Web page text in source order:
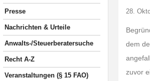
Presse
Nachrichten & Urteile
Anwalts-/Steuerberatersuche
Recht A-Z
Veranstaltungen (§ 15 FAO)
28.
dem
zuvor